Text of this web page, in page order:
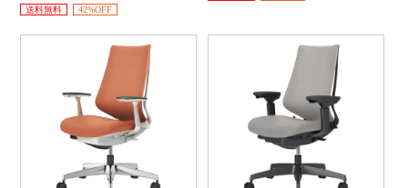
送料無料 42%OFF